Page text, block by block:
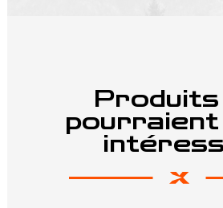
Produits
pourraient